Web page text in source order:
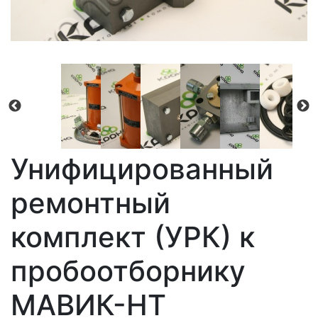
Унифицированный
ремонтный
комплект (УРК) к
пробоотборнику
МАВИК-НТ